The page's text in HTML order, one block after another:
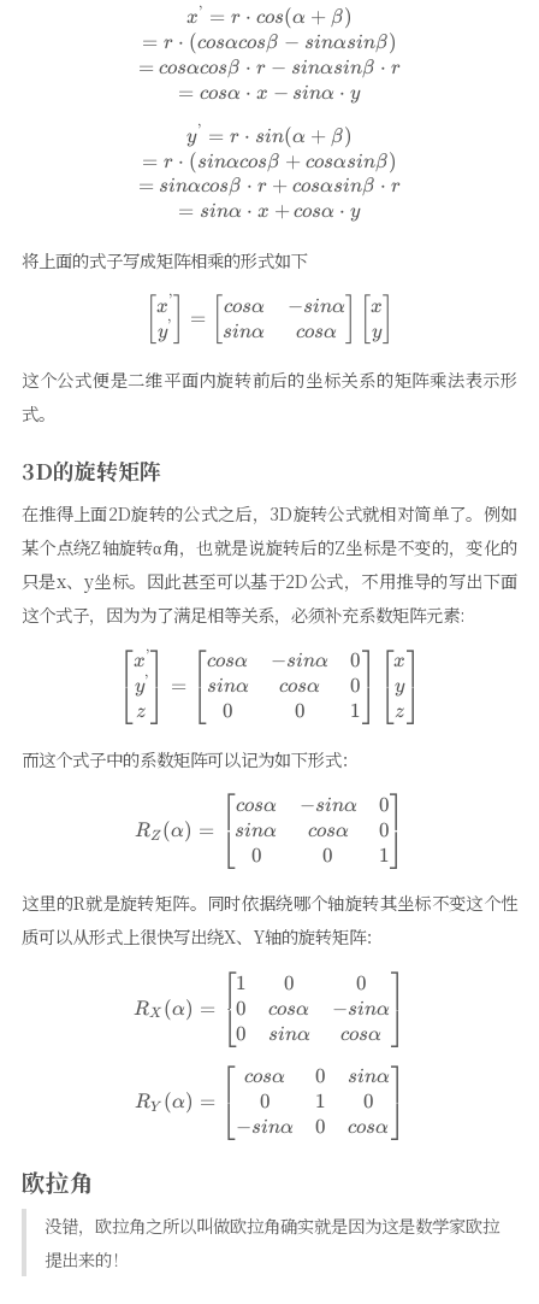
\begin{matrix}
x’ = r ⋅ cos(α + β)
= r ⋅ (cosαcosβ − sinαsinβ)
= cosαcosβ ⋅ r − sinαsinβ ⋅ r
= cosα ⋅ x − sinα ⋅ y
\begin{matrix}
y’ = r ⋅ sin(α + β)
= r ⋅ (sinαcosβ + cosαsinβ)
= sinαcosβ ⋅ r + cosαsinβ ⋅ r
= sinα ⋅ x + cosα ⋅ y
将上面的式子写成矩阵相乘的形式如下
\left[\begin{matrix}
[x’
y’ = cosα
sinα
−sinα
cosα
x
y]
这个公式便是二维平面内旋转前后的坐标关系的矩阵乘法表示形
式。
3D的旋转矩阵
在推得上面2D旋转的公式之后，3D旋转公式就相对简单了。例如
某个点绕Z轴旋转α角，也就是说旋转后的Z坐标是不变的，变化的
只是x、y坐标。因此甚至可以基于2D公式，不用推导的写出下面
这个式子，因为为了满足相等关系，必须补充系数矩阵元素:
\left[\begin{matrix} x^{’}\\
⎣
⎡x’
y’
z ⎦
⎤ = ⎣
⎡cosα
sinα
0
−sinα
cosα
0
0
0
1⎦
⎤
⎣
⎡x
y
z⎦
⎤
而这个式子中的系数矩阵可以记为如下形式：
RZ (α) = ⎣
⎡cosα
sinα
0
−sinα
cosα
0
0
0
1⎦
⎤
这里的R就是旋转矩阵。同时依据绕哪个轴旋转其坐标不变这个性
质可以从形式上很快写出绕X、Y轴的旋转矩阵：
RX (α) = ⎣
⎡1
0
0
0
cosα
sinα
0
−sinα
cosα ⎦
⎤
RY (α) = ⎣
⎡ cosα
0
−sinα
0
1
0
sinα
0
cosα⎦
⎤
欧拉角
没错，欧拉角之所以叫做欧拉角确实就是因为这是数学家欧拉
提出来的！